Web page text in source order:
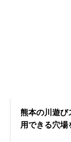
熊本の川遊び
用できる穴場